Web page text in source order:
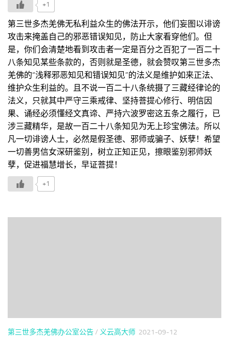
+1
第三世多杰羌佛无私利益众生的佛法开示，他们妄图以诽谤
攻击来掩盖自己的邪恶错误知见，防止大家看穿他们。但
是，你们会清楚地看到攻击者一定是百分之百犯了一百二十
八条知见某些条款的，否则就是圣德，就会赞叹第三世多杰
羌佛的“浅释邪恶知见和错误知见”的法义是维护如来正法、
维护众生利益的。且不说一百二十八条统摄了三藏经律论的
法义，只就其中严守三乘戒律、坚持菩提心修行、明信因
果、诵经必须懂经文真谛、严持六波罗密这五条之履行，已
涉三藏精华，是故一百二十八条知见为无上珍宝佛法。所以
凡一切诽谤人士，必然是假圣德、邪师或骗子、妖孽！希望
一切善男信女深研鉴别，树立正知正见，擦眼鉴别邪师妖
孽，促进福慧增长，早证菩提！
+1
第三世多杰羌佛办公室公告/ 义云高大师 2021-09-12